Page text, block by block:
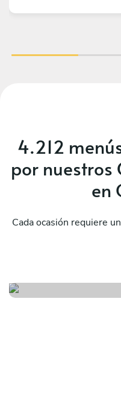
4.212
por nuestros
en
Cada ocasión requiere